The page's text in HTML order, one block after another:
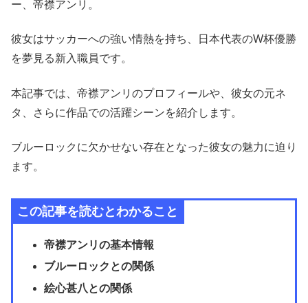
ー、帝襟アンリ。
彼女はサッカーへの強い情熱を持ち、日本代表のW杯優勝
を夢見る新入職員です。
本記事では、帝襟アンリのプロフィールや、彼女の元ネ
タ、さらに作品での活躍シーンを紹介します。
ブルーロックに欠かせない存在となった彼女の魅力に迫り
ます。
この記事を読むとわかること
帝襟アンリの基本情報
ブルーロックとの関係
絵心甚八との関係